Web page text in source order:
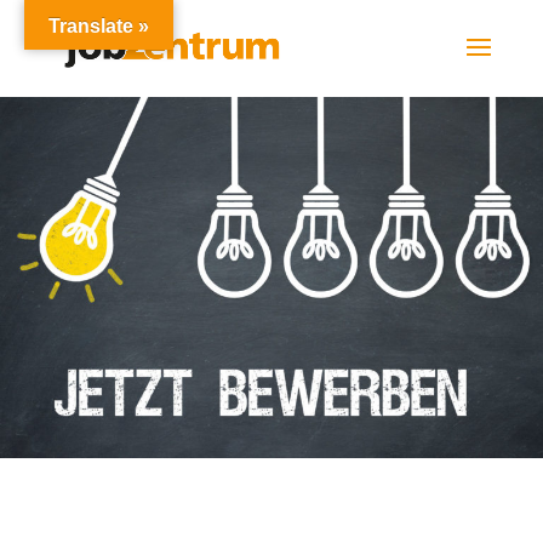
Translate »